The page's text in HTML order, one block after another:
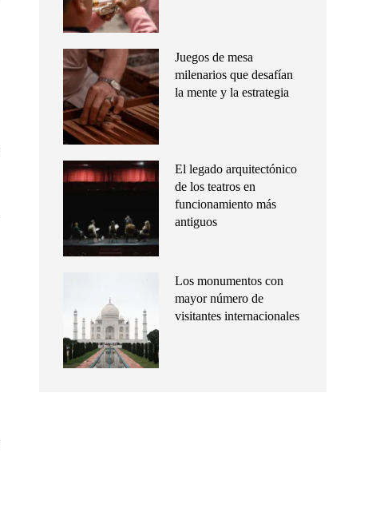
Juegos de mesa
milenarios que desafían
la mente y la estrategia
El legado arquitectónico
de los teatros en
funcionamiento más
antiguos
Los monumentos con
mayor número de
visitantes internacionales